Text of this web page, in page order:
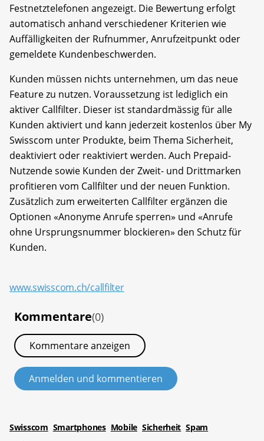
Festnetztelefonen angezeigt. Die Bewertung erfolgt
automatisch anhand verschiedener Kriterien wie
Auffälligkeiten der Rufnummer, Anrufzeitpunkt oder
gemeldete Kundenbeschwerden.
Kunden müssen nichts unternehmen, um das neue
Feature zu nutzen. Voraussetzung ist lediglich ein
aktiver Callfilter. Dieser ist standardmässig für alle
Kunden aktiviert und kann jederzeit kostenlos über My
Swisscom unter Produkte, beim Thema Sicherheit,
deaktiviert oder reaktiviert werden. Auch Prepaid-
Nutzende sowie Kunden der Zweit- und Drittmarken
profitieren vom Callfilter und der neuen Funktion.
Zusätzlich zum erweiterten Callfilter ergänzen die
Optionen «Anonyme Anrufe sperren» und «Anrufe
ohne Ursprungsnummer blockieren» den Schutz für
Kunden.
www.swisscom.ch/callfilter
Kommentare(0)
Kommentare anzeigen
Anmelden und kommentieren
Swisscom Smartphones Mobile Sicherheit Spam